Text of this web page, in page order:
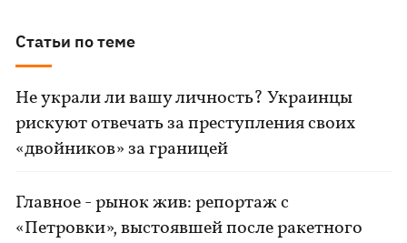
Статьи по теме
Не украли ли вашу личность? Украинцы
рискуют отвечать за преступления своих
«двойников» за границей
Главное - рынок жив: репортаж с
«Петровки», выстоявшей после ракетного